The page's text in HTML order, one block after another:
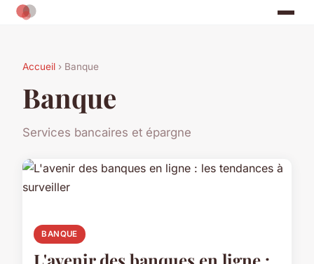
Accueil › Banque
Banque
Services bancaires et épargne
BANQUE